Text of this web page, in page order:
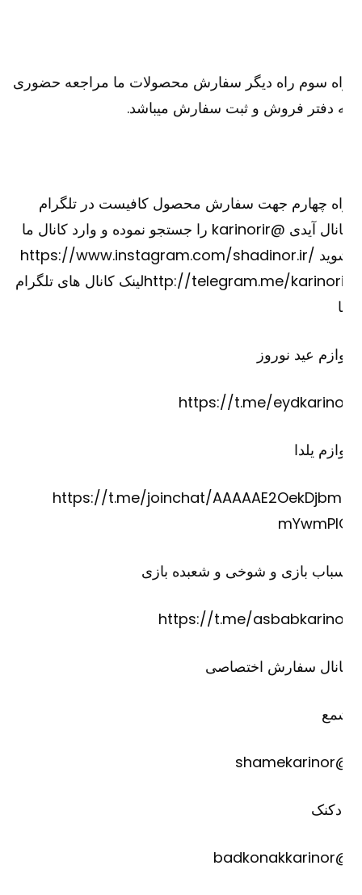
سوم راه دیگر سفارش محصولات ما مراجعه حضوری
دفتر فروش و ثبت سفارش میباشد.
چهارم جهت سفارش محصول کافیست در تلگرام
کانال آیدی @karinorir را جستجو نموده و وارد کانال ما
شوید https://www.instagram.com/shadinor.ir/
http://telegram.me/karinorirلینک کانال های تلگرام
عید نوروز
https://t.me/
یلدا
https://t.me/joinchat/
بازی و شوخی و شعبده بازی
https://t.me/
سفارش اختصاصی